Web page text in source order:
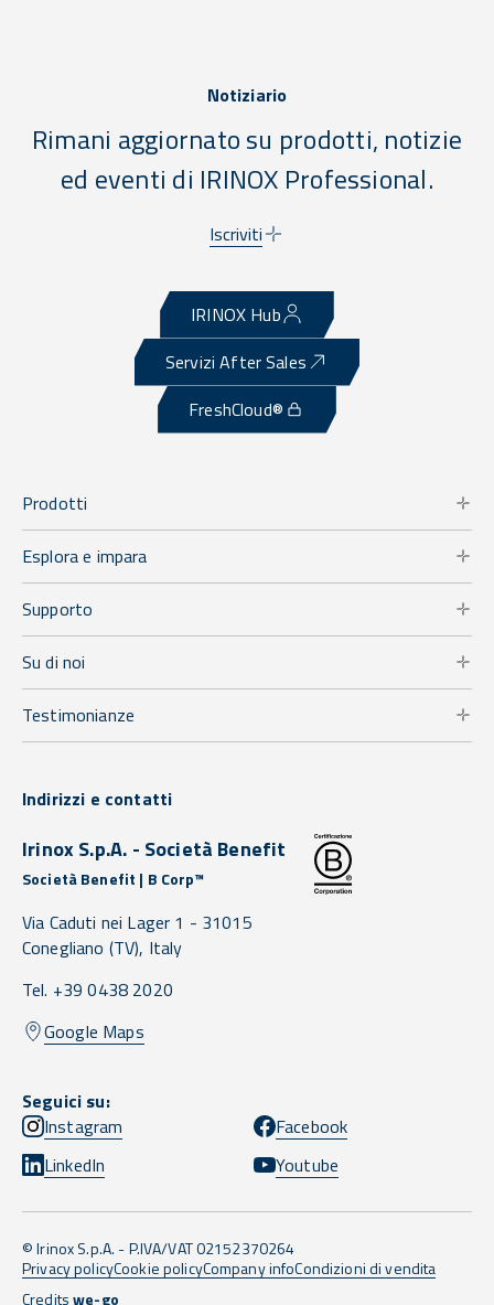
Notiziario
Rimani aggiornato su prodotti, notizie
ed eventi di IRINOX Professional.
Iscriviti
IRINOX Hub
Servizi After Sales
FreshCloud®
Prodotti
Esplora e impara
Supporto
Su di noi
Testimonianze
Indirizzi e contatti
Irinox S.p.A. - Società Benefit
Società Benefit | B Corp™
Via Caduti nei Lager 1 - 31015
Conegliano (TV), Italy
Tel. +39 0438 2020
Google Maps
Seguici su:
Instagram
Facebook
LinkedIn
Youtube
© Irinox S.p.A. - P.IVA/VAT 02152370264
Privacy policyCookie policyCompany infoCondizioni di vendita
Creditswe-go